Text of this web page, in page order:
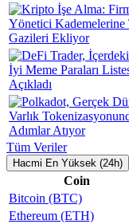
Tüm Veriler
Hacmi En Yüksek (24h)
Coin
Bitcoin (BTC)
Ethereum (ETH)